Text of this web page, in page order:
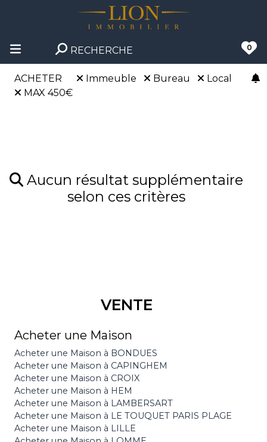
RECHERCHE 0
ACHETER Immeuble Bureau
Local
MAX 450€
Aucun résultat supplémentaire
selon ces critères
VENTE
Acheter une Maison
Acheter une Maison à BONDUES
Acheter une Maison à CAPINGHEM
Acheter une Maison à CROIX
Acheter une Maison à HEM
Acheter une Maison à LAMBERSART
Acheter une Maison à LE TOUQUET PARIS PLAGE
Acheter une Maison à LILLE